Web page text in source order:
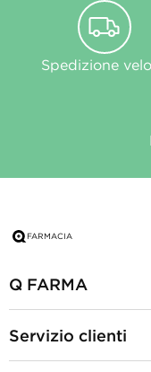
Spedizione
Q FARMA
Servizio clienti